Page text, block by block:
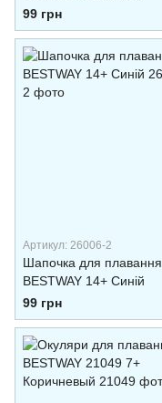
блакитний
99 грн
Артикул: 26006-2
Шапочка для плавання
BESTWAY 14+ Синій
99 грн